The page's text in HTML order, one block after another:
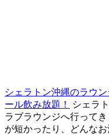
シェラトン沖縄のラウ
ール飲み放題！
シェラ
ラブラウンジへ行って
が短かったり、どんな